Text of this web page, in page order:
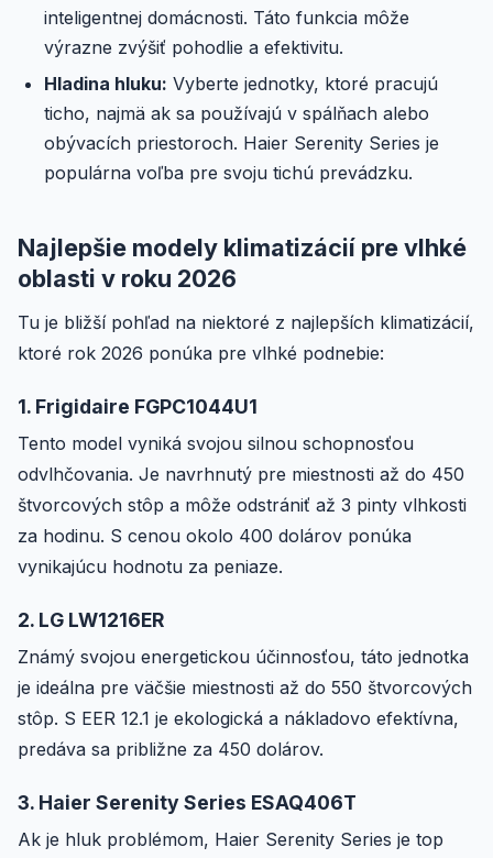
inteligentnej domácnosti. Táto funkcia môže
výrazne zvýšiť pohodlie a efektivitu.
Hladina hluku: Vyberte jednotky, ktoré pracujú
ticho, najmä ak sa používajú v spálňach alebo
obývacích priestoroch. Haier Serenity Series je
populárna voľba pre svoju tichú prevádzku.
Najlepšie modely klimatizácií pre vlhké
oblasti v roku 2026
Tu je bližší pohľad na niektoré z najlepších klimatizácií,
ktoré rok 2026 ponúka pre vlhké podnebie:
1. Frigidaire FGPC1044U1
Tento model vyniká svojou silnou schopnosťou
odvlhčovania. Je navrhnutý pre miestnosti až do 450
štvorcových stôp a môže odstrániť až 3 pinty vlhkosti
za hodinu. S cenou okolo 400 dolárov ponúka
vynikajúcu hodnotu za peniaze.
2. LG LW1216ER
Známý svojou energetickou účinnosťou, táto jednotka
je ideálna pre väčšie miestnosti až do 550 štvorcových
stôp. S EER 12.1 je ekologická a nákladovo efektívna,
predáva sa približne za 450 dolárov.
3. Haier Serenity Series ESAQ406T
Ak je hluk problémom, Haier Serenity Series je top